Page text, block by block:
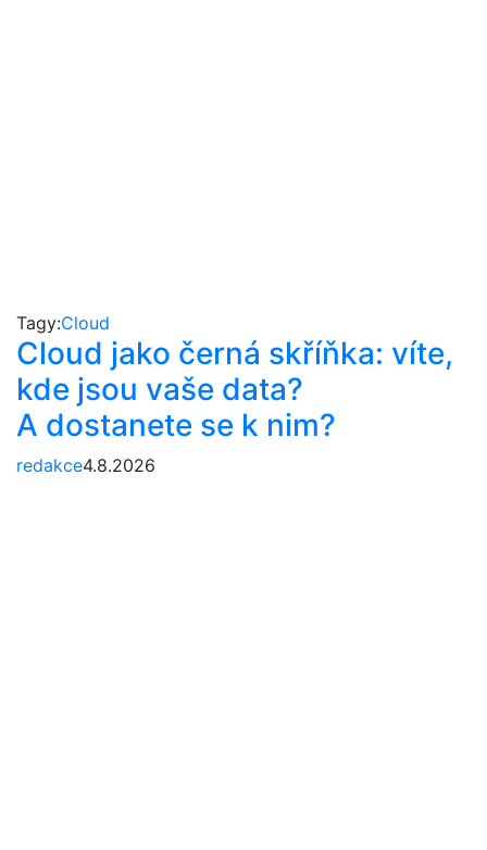
Tagy:Cloud
Cloud jako černá skříňka: víte,
kde jsou vaše data?
A dostanete se k nim?
redakce4.8.2026